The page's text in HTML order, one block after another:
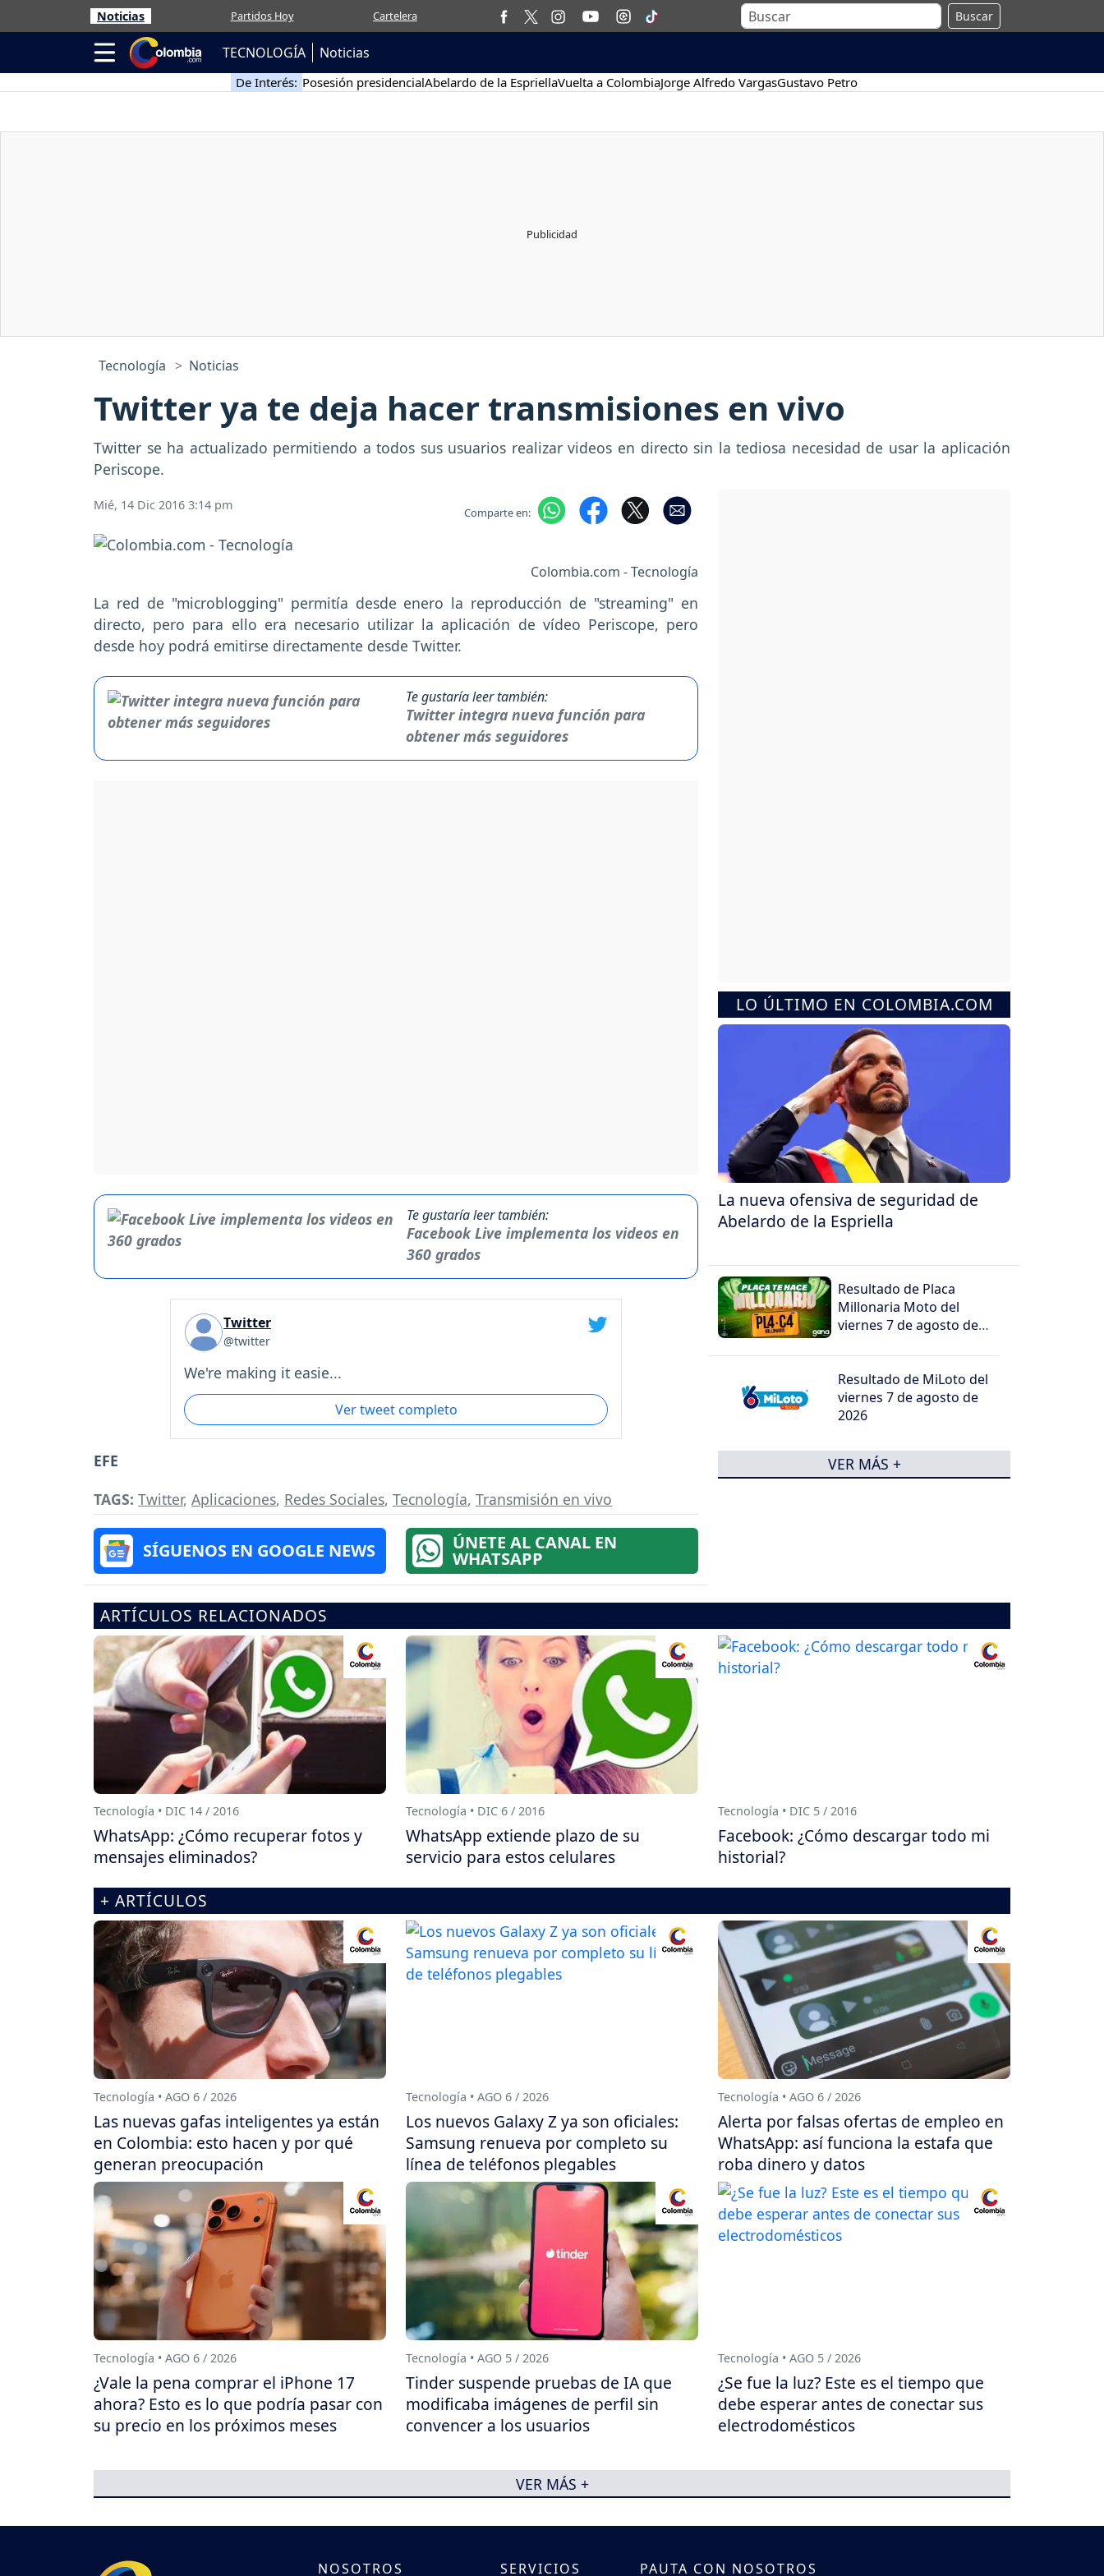
Noticias Partidos Hoy Cartelera Buscar
TECNOLOGÍA Noticias
De Interés: Posesión presidencialAbelardo de la EspriellaVuelta a ColombiaJorge Alfredo VargasGustavo Petro
Tecnología Noticias
Twitter ya te deja hacer transmisiones en vivo
Twitter se ha actualizado permitiendo a todos sus usuarios realizar videos en directo sin la tediosa necesidad de usar la aplicación
Periscope.
Mié, 14 Dic 2016 3:14 pm Comparte en:
Colombia.com - Tecnología
La red de "microblogging" permitía desde enero la reproducción de "streaming" en
directo, pero para ello era necesario utilizar la aplicación de vídeo Periscope, pero
desde hoy podrá emitirse directamente desde Twitter.
Te gustaría leer también:
Twitter integra nueva función para
obtener más seguidores
Te gustaría leer también:
Facebook Live implementa los videos en
360 grados
Twitter
@twitter
We're making it easie...
Ver tweet completo
EFE
TAGS: Twitter, Aplicaciones, Redes Sociales, Tecnología, Transmisión en vivo
SÍGUENOS EN GOOGLE NEWS ÚNETE AL CANAL EN
WHATSAPP
LO ÚLTIMO EN COLOMBIA.COM
La nueva ofensiva de seguridad de
Abelardo de la Espriella
Resultado de Placa
Millonaria Moto del
viernes 7 de agosto de
Resultado de MiLoto del
viernes 7 de agosto de
2026
VER MÁS +
ARTÍCULOS RELACIONADOS
Tecnología • DIC 14 / 2016
WhatsApp: ¿Cómo recuperar fotos y
mensajes eliminados?
Tecnología • DIC 6 / 2016
WhatsApp extiende plazo de su
servicio para estos celulares
Tecnología • DIC 5 / 2016
Facebook: ¿Cómo descargar todo mi
historial?
+ ARTÍCULOS
Tecnología • AGO 6 / 2026
Las nuevas gafas inteligentes ya están
en Colombia: esto hacen y por qué
generan preocupación
Tecnología • AGO 6 / 2026
Los nuevos Galaxy Z ya son oficiales:
Samsung renueva por completo su
línea de teléfonos plegables
Tecnología • AGO 6 / 2026
Alerta por falsas ofertas de empleo en
WhatsApp: así funciona la estafa que
roba dinero y datos
Tecnología • AGO 6 / 2026
¿Vale la pena comprar el iPhone 17
ahora? Esto es lo que podría pasar con
su precio en los próximos meses
Tecnología • AGO 5 / 2026
Tinder suspende pruebas de IA que
modificaba imágenes de perfil sin
convencer a los usuarios
Tecnología • AGO 5 / 2026
¿Se fue la luz? Este es el tiempo que
debe esperar antes de conectar sus
electrodomésticos
VER MÁS +
NOSOTROS SERVICIOS PAUTA CON NOSOTROS